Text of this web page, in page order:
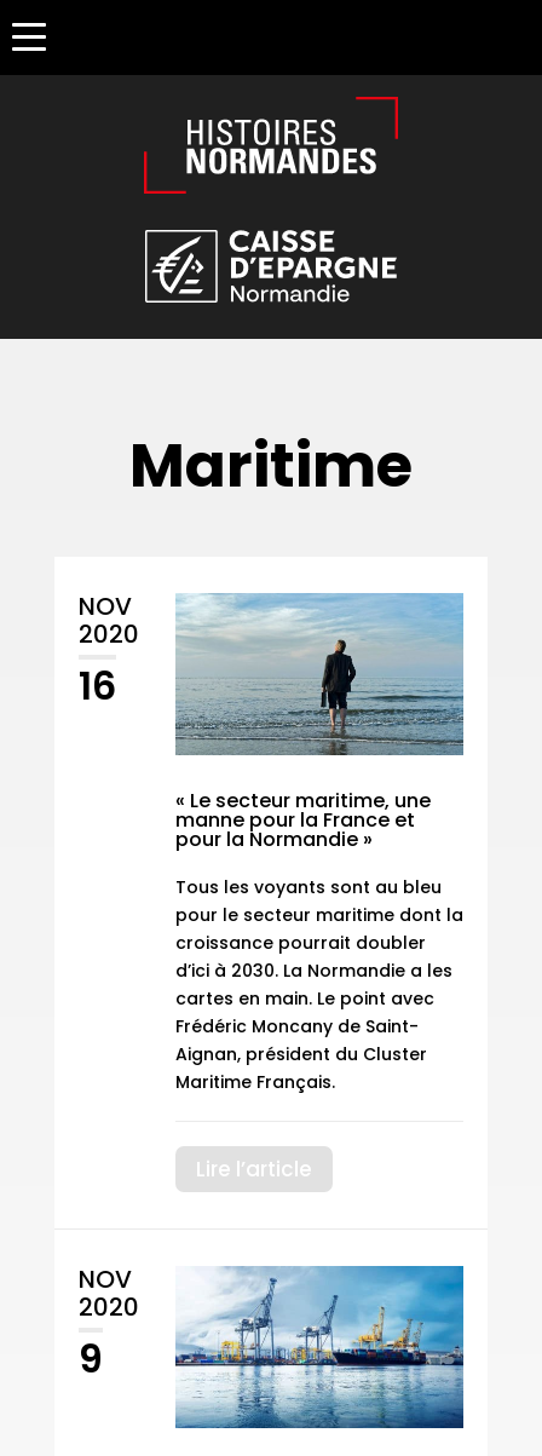
Maritime
NOV
2020
16
« Le secteur maritime, une
manne pour la France et
pour la Normandie »
Tous les voyants sont au bleu
pour le secteur maritime dont la
croissance pourrait doubler
d’ici à 2030. La Normandie a les
cartes en main. Le point avec
Frédéric Moncany de Saint-
Aignan, président du Cluster
Maritime Français.
Lire l’article
NOV
2020
9